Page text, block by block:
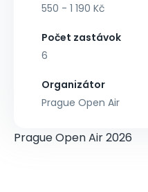
550 - 1 190 Kč
Počet zastávok
6
Organizátor
Prague Open Air
Prague Open Air 2026